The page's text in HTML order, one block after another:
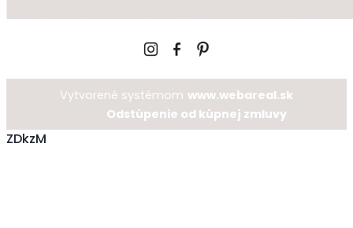
Vytvorené systémom www.webareal.sk
Odstúpenie od kúpnej zmluvy
ZDkzM